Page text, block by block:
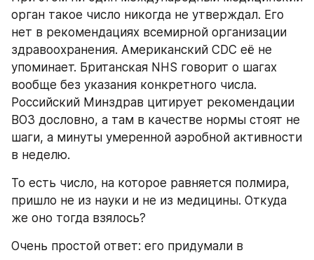
орган такое число никогда не утверждал. Его
нет в рекомендациях всемирной организации
здравоохранения. Американский CDC её не
упоминает. Британская NHS говорит о шагах
вообще без указания конкретного числа.
Российский Минздрав цитирует рекомендации
ВОЗ дословно, а там в качестве нормы стоят не
шаги, а минуты умеренной аэробной активности
в неделю.
То есть число, на которое равняется полмира,
пришло не из науки и не из медицины. Откуда
же оно тогда взялось?
Очень простой ответ: его придумали в